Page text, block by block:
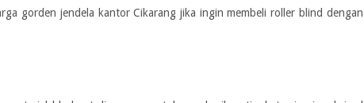
gorden jendela kantor Cikarang jika ingin membeli roller blind dengan